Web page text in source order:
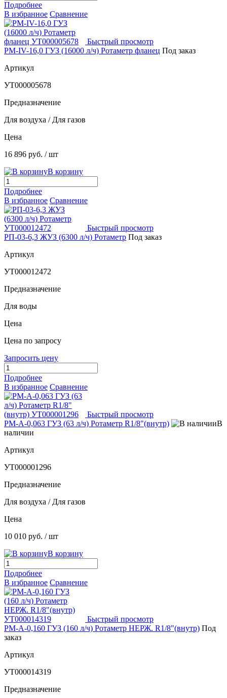
Подробнее
В избранное Сравнение
Быстрый просмотр
РМ-IV-16,0 ГУЗ (16000 л/ч) Ротаметр фланец Под заказ
Артикул
УТ000005678
Предназначение
Для воздуха / Для газов
Цена
16 896 руб. / шт
В корзину
Подробнее
В избранное Сравнение
Быстрый просмотр
РП-03-6,3 ЖУЗ (6300 л/ч) Ротаметр Под заказ
Артикул
УТ000012472
Предназначение
Для воды
Цена
Цена по запросу
Запросить цену
Подробнее
В избранное Сравнение
Быстрый просмотр
РМ-А-0,063 ГУЗ (63 л/ч) Ротаметр R1/8"(внутр)
В
наличии
Артикул
УТ000001296
Предназначение
Для воздуха / Для газов
Цена
10 010 руб. / шт
В корзину
Подробнее
В избранное Сравнение
Быстрый просмотр
РМ-А-0,160 ГУЗ (160 л/ч) Ротаметр НЕРЖ. R1/8"(внутр) Под
заказ
Артикул
УТ000014319
Предназначение